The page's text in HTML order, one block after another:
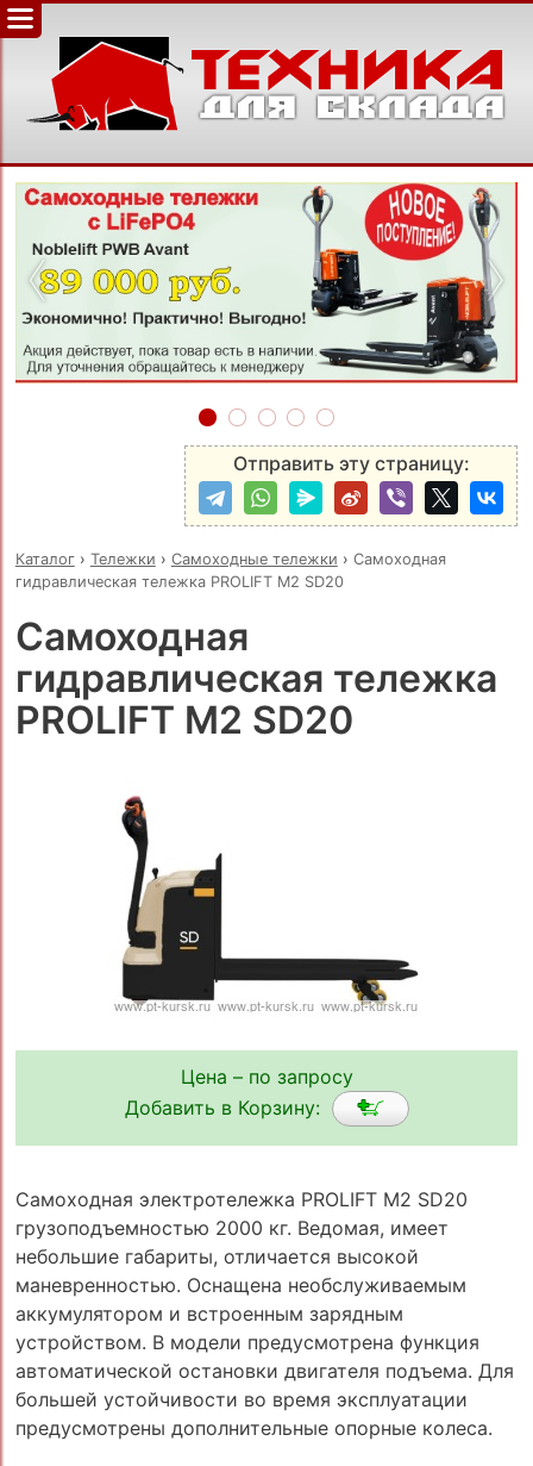
‹ ›
Отправить эту страницу:
Каталог› Тележки › Самоходные тележки › Самоходная
гидравлическая тележка PROLIFT M2 SD20
Самоходная
гидравлическая тележка
PROLIFT M2 SD20
Цена – по запросу
Добавить в Корзину:
Самоходная электротележка PROLIFT M2 SD20
грузоподъемностью 2000 кг. Ведомая, имеет
небольшие габариты, отличается высокой
маневренностью. Оснащена необслуживаемым
аккумулятором и встроенным зарядным
устройством. В модели предусмотрена функция
автоматической остановки двигателя подъема. Для
большей устойчивости во время эксплуатации
предусмотрены дополнительные опорные колеса.